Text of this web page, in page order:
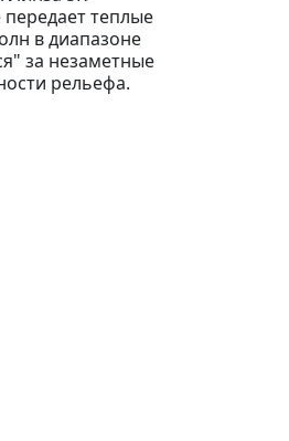
теплые
в диапазоне
за незаметные
рельефа.